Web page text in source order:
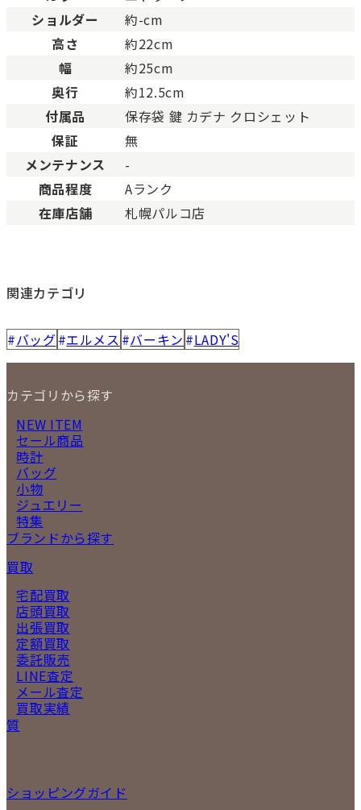
Cランク
ショルダー
約-cm
高さ
約22cm
幅
約25cm
奥行
約12.5cm
付属品
保存袋 鍵 カデナ クロシェット
保証
無
メンテナンス
-
商品程度
Aランク
在庫店舗
札幌パルコ店
関連カテゴリ
バッグ エルメス バーキン LADY'S
カテゴリから探す
NEW ITEM
セール商品
時計
バッグ
小物
ジュエリー
特集
ブランドから探す
買取
宅配買取
店頭買取
出張買取
定額買取
委託販売
LINE査定
メール査定
買取実績
質
ショッピングガイド